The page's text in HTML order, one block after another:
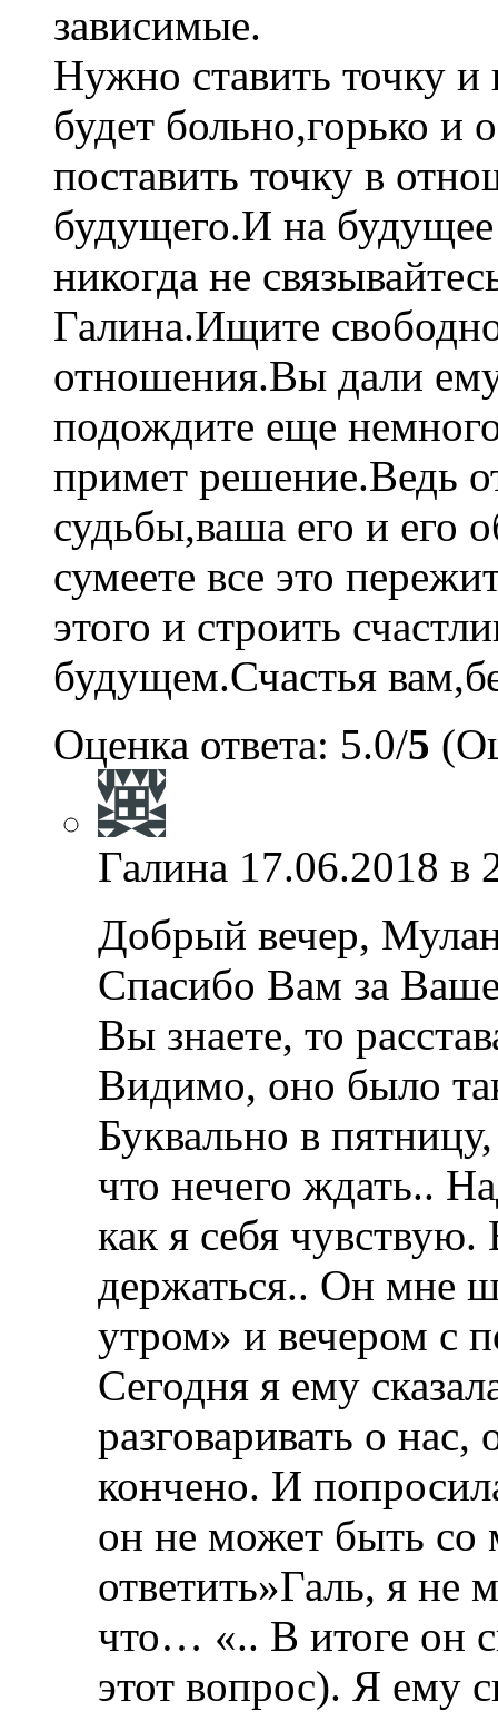
зависимые.
Нужно ставить точку
будет больно,горько
поставить точку в
будущего.И на
никогда не
Галина.Ищите
отношения.Вы дали
подождите еще
примет решение.Ведь
судьбы,ваша его и его
сумеете все это
этого и строить
будущем.Счастья
Оценка ответа: 5.0/5
Галина 17.06.2018 в
Добрый вечер,
Спасибо Вам за
Вы знаете, то
Видимо, оно было
Буквально в
что нечего ждать..
как я себя
держаться.. Он мне
утром» и вечером с
Сегодня я ему
разговаривать о
кончено. И
он не может быть
ответить»Галь, я не
что… «.. В итоге он
этот вопрос). Я ему